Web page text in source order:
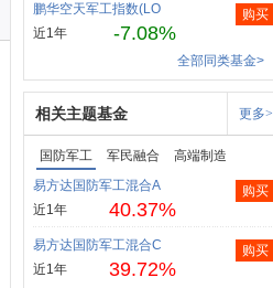
鹏华空天军工指数(LO
近1年
-7.08%
购买
全部同类基金>
相关主题基金 更多>
国防军工 军民融合
高端制造
易方达国防军工混合A
近1年
40.37%
购买
易方达国防军工混合C
近1年
39.72%
购买